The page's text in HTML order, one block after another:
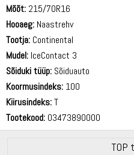
Mõõt: 215/70R16
Hooaeg: Naastrehv
Tootja: Continental
Mudel: IceContact 3
Sõiduki tüüp: Sõiduauto
Koormusindeks: 100
Kiirusindeks:T
Tootekood: 03473890000
TOP